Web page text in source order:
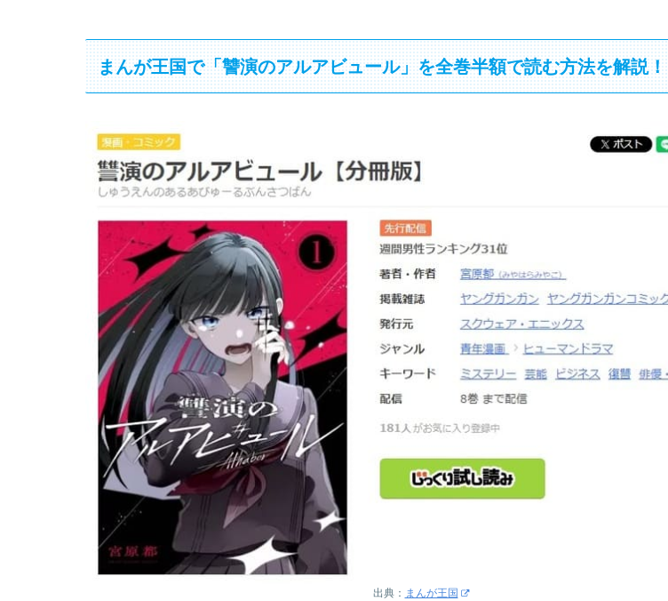
まんが王国で「讐演のアルアビュール」を全巻半額で読む方法を解説！
出典： まんが王国